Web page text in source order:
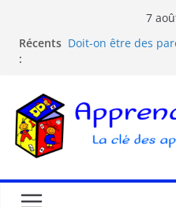
7
Récents
:
Doit-on être des
La pédagogie
Comprendre la